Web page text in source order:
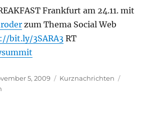
Frankfurt am 24.11. mit
zum Thema Social Web
bit.ly/3SARA3RT
5, 2009 Kategorien
Kurznachrichten